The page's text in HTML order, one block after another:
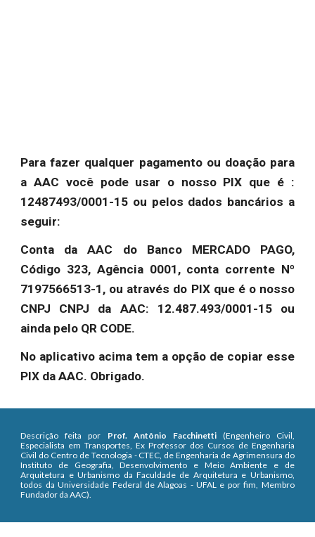
Para fazer qualquer pagamento ou doação para
a AAC você pode usar o nosso PIX que é :
12487493/0001-15 ou pelos dados bancários a
seguir:
Conta da AAC do Banco MERCADO PAGO,
Código 323, Agência 0001, conta corrente Nº
7197566513-1, ou através do PIX que é o nosso
CNPJ CNPJ da AAC: 12.487.493/0001-15 ou
ainda pelo QR CODE.
No aplicativo acima tem a opção de copiar esse
PIX da AAC. Obrigado.
Descrição feita por Prof. Antônio Facchinetti(Engenheiro Civil,
Especialista em Transportes, Ex Professor dos Cursos de Engenharia
Civil do Centro de Tecnologia - CTEC, de Engenharia de Agrimensura do
Instituto de Geografia, Desenvolvimento e Meio Ambiente e de
Arquitetura e Urbanismo da Faculdade de Arquitetura e Urbanismo,
todos da Universidade Federal de Alagoas - UFAL e por fim, Membro
Fundador da AAC).